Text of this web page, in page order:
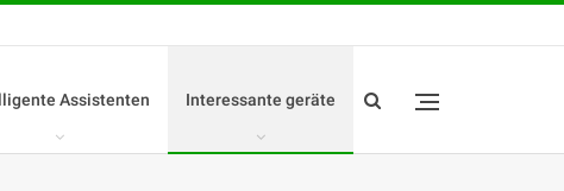
Assistenten Interessante geräte